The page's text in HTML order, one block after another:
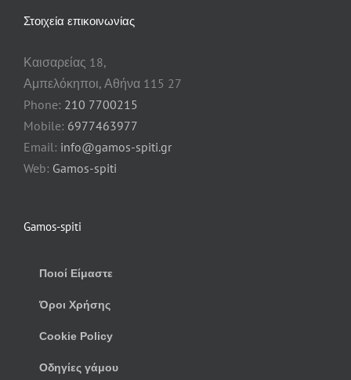
Στοιχεία επικοινωνίας
Καισαρείας 18,
Αμπελόκηποι, Αθήνα 115 27
Phone: 210 7700215
Mobile: 6977463977
Email: info@gamos-spiti.gr
Web: Gamos-spiti
Gamos-spiti
Ποιοί Είμαστε
Όροι Χρήσης
Cookie Policy
Οδηγίες γάμου